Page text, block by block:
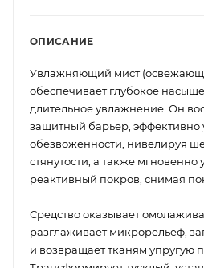
ОПИСАНИЕ
Увлажняющий мист
обеспечивает глубокое
длительное увлажнение. Он
защитный барьер, эффективно
обезвоженности, нивелируя
стянутости, а также мгновенно
реактивный покров, снимая
Средство оказывает
разглаживает микрорельеф,
и возвращает тканям упругую